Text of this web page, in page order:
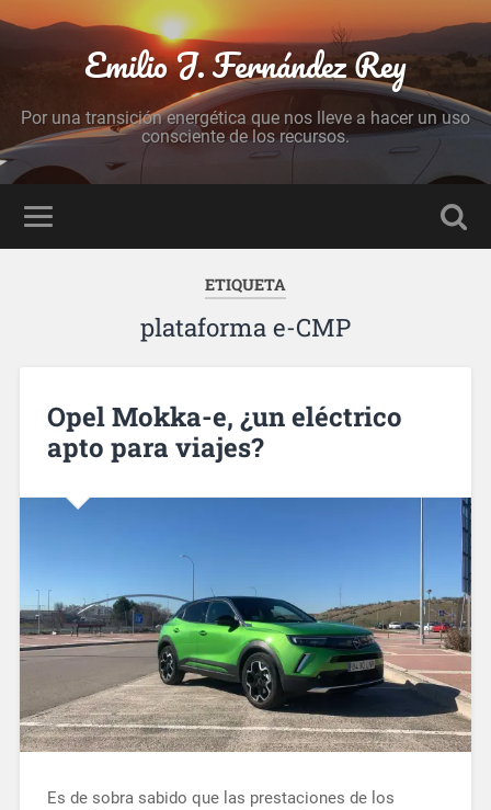
Emilio J. Fernández Rey
Por una transición energética que nos lleve a hacer un uso
consciente de los recursos.
ETIQUETA
plataforma e-CMP
Opel Mokka-e, ¿un eléctrico
apto para viajes?
Es de sobra sabido que las prestaciones de los